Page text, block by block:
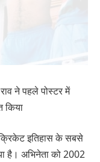
ने पहले पोस्टर में
किया
क्रिकेट इतिहास के सबसे
है। अभिनेता को 2002